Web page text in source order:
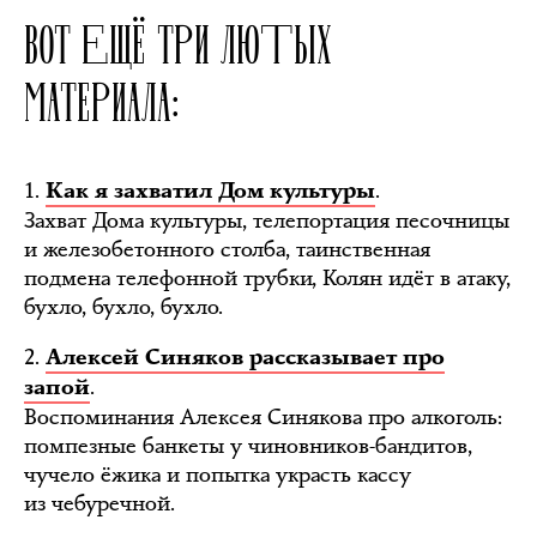
ВОТ ЕЩЁ ТРИ ЛЮТЫХ
МАТЕРИАЛА:
1. Как я захватил Дом культуры.
Захват Дома культуры, телепортация песочницы
и железобетонного столба, таинственная
подмена телефонной трубки, Колян идёт в атаку,
бухло, бухло, бухло.
2. Алексей Синяков рассказывает про
запой.
Воспоминания Алексея Синякова про алкоголь:
помпезные банкеты у чиновников-бандитов,
чучело ёжика и попытка украсть кассу
из чебуречной.